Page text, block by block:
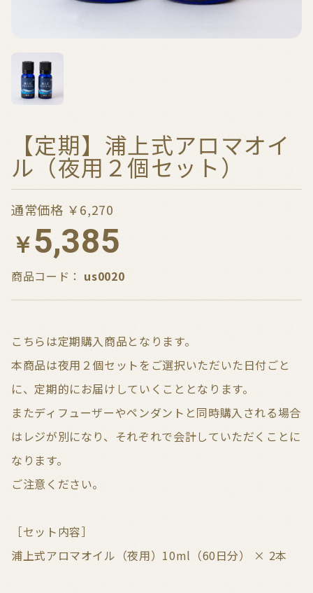
【定期】浦上式アロマオイ
ル（夜用２個セット）
通常価格 ￥6,270
￥5,385
商品コード： us0020
こちらは定期購入商品となります。
本商品は夜用２個セットをご選択いただいた日付ごと
に、定期的にお届けしていくこととなります。
またディフューザーやペンダントと同時購入される場合
はレジが別になり、それぞれで会計していただくことに
なります。
ご注意ください。
［セット内容］
浦上式アロマオイル（夜用）10ml（60日分） × 2本